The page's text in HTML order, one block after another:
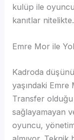
kulüp ile
kanıtlar nitelikte.
Emre Mor ile
Kadroda
yaşındaki
Transfer
sağlayamayan
oyuncu,